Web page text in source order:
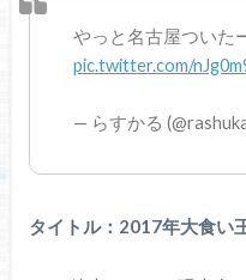
pic.twitter.com/
— らすかる
タイトル：2017年大食い